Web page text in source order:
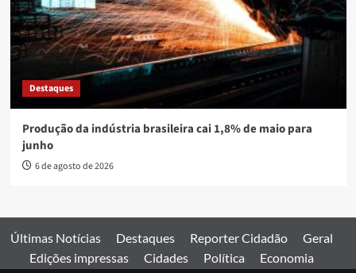
Destaques
Produção da indústria brasileira cai 1,8% de maio para
junho
6 de agosto de 2026
Últimas Notícias Destaques Reporter Cidadão
Geral
Edições impressas
Cidades Política
Economia